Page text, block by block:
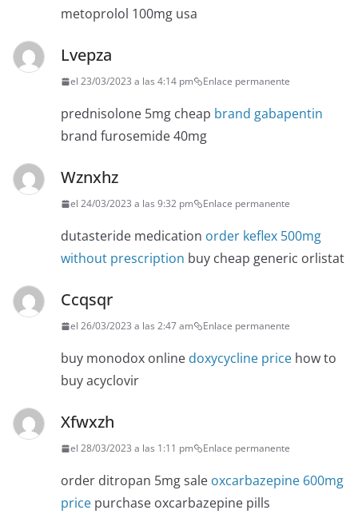
metoprolol 100mg usa
Lvepza
el 23/03/2023 a las 4:14 pm Enlace permanente
prednisolone 5mg cheap brand gabapentin
brand furosemide 40mg
Wznxhz
el 24/03/2023 a las 9:32 pm Enlace permanente
dutasteride medication order keflex 500mg
without prescription buy cheap generic orlistat
Ccqsqr
el 26/03/2023 a las 2:47 am Enlace permanente
buy monodox online doxycycline price how to
buy acyclovir
Xfwxzh
el 28/03/2023 a las 1:11 pm Enlace permanente
order ditropan 5mg sale oxcarbazepine 600mg
price purchase oxcarbazepine pills